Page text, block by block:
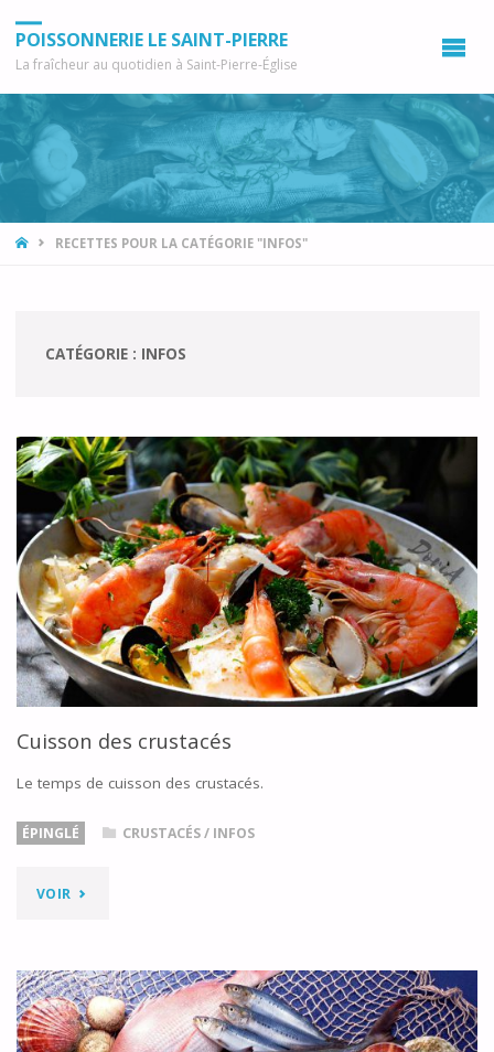
POISSONNERIE LE SAINT-PIERRE
La fraîcheur au quotidien à Saint-Pierre-Église
ACCUEIL
RECETTES POUR LA CATÉGORIE "INFOS"
CATÉGORIE : INFOS
Cuisson des crustacés
Le temps de cuisson des crustacés.
ÉPINGLÉ CRUSTACÉS/ INFOS
VOIR "CUISSON
CRUSTACÉS"